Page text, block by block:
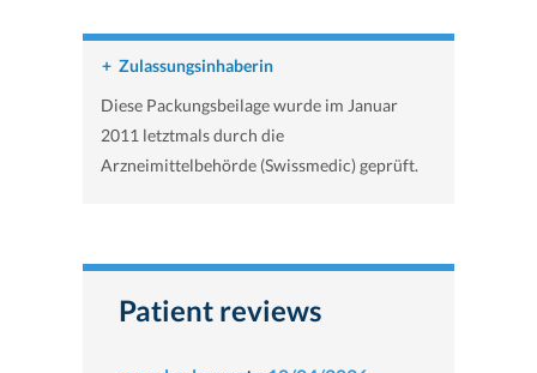
+ Zulassungsinhaberin
Diese Packungsbeilage wurde im Januar
2011 letztmals durch die
Arzneimittelbehörde (Swissmedic) geprüft.
Patient reviews